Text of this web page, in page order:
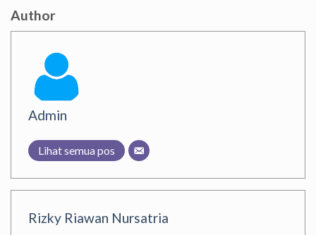
Author
Admin
Lihat semua pos
Rizky Riawan Nursatria